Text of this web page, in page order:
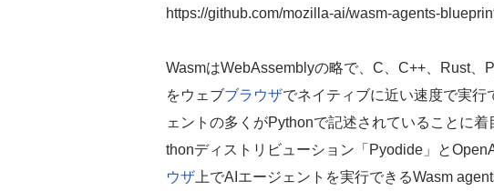
https://github.com/mozilla-ai/wasm-agents-
WasmはWebAssemblyの略で、C、C++、Rust、
をウェブブラウザでネイティブに近い速度で実行
ェントの多くがPythonで記述されていることに
thonディストリビューション「Pyodide」と
ウザ 上でAIエージェントを実行できるWasm